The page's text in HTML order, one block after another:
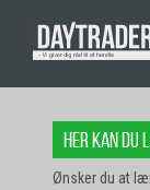
Her kan
Ønsker du at